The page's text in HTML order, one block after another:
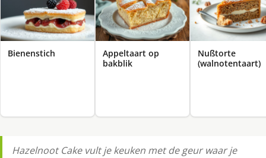
Bienenstich
Appeltaart op
bakblik
Nußtorte
(walnotentaart)
Hazelnoot Cake vult je keuken met de geur waar je